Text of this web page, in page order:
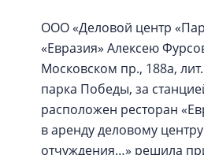
ООО «Деловой центр
«Евразия» Алексею
Московском пр., 188а,
парка Победы, за
расположен ресторан
в аренду деловому
отчуждения…» решила